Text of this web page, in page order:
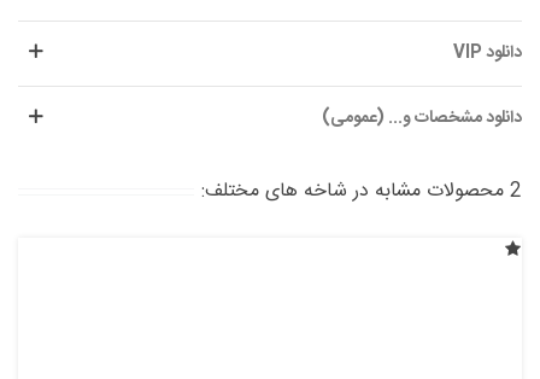
دانلود VIP
دانلود مشخصات و... (عمومی)
2 محصولات مشابه در شاخه های مختلف: